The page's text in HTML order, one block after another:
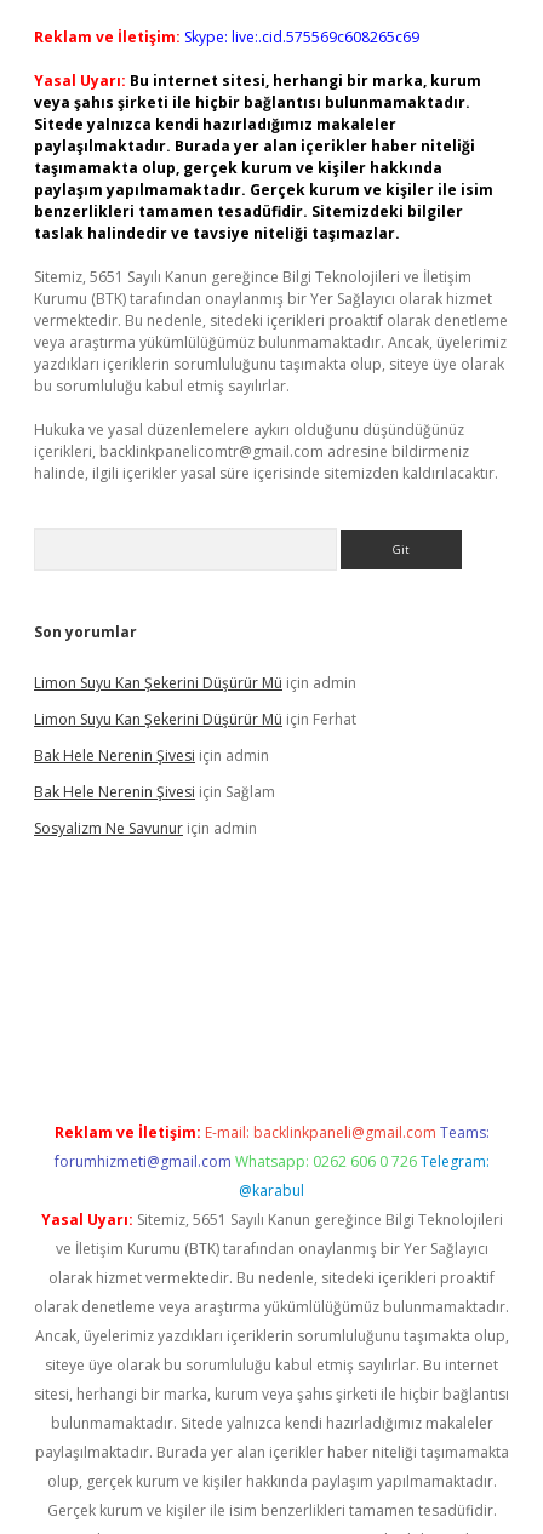
Reklam ve İletişim: Skype: live:.cid.575569c608265c69
Yasal Uyarı: Bu internet sitesi, herhangi bir marka, kurum
veya şahıs şirketi ile hiçbir bağlantısı bulunmamaktadır.
Sitede yalnızca kendi hazırladığımız makaleler
paylaşılmaktadır. Burada yer alan içerikler haber niteliği
taşımamakta olup, gerçek kurum ve kişiler hakkında
paylaşım yapılmamaktadır. Gerçek kurum ve kişiler ile isim
benzerlikleri tamamen tesadüfidir. Sitemizdeki bilgiler
taslak halindedir ve tavsiye niteliği taşımazlar.
Sitemiz, 5651 Sayılı Kanun gereğince Bilgi Teknolojileri ve İletişim
Kurumu (BTK) tarafından onaylanmış bir Yer Sağlayıcı olarak hizmet
vermektedir. Bu nedenle, sitedeki içerikleri proaktif olarak denetleme
veya araştırma yükümlülüğümüz bulunmamaktadır. Ancak, üyelerimiz
yazdıkları içeriklerin sorumluluğunu taşımakta olup, siteye üye olarak
bu sorumluluğu kabul etmiş sayılırlar.
Hukuka ve yasal düzenlemelere aykırı olduğunu düşündüğünüz
içerikleri, backlinkpanelicomtr@gmail.com adresine bildirmeniz
halinde, ilgili içerikler yasal süre içerisinde sitemizden kaldırılacaktır.
Son yorumlar
Limon Suyu Kan Şekerini Düşürür Mü için admin
Limon Suyu Kan Şekerini Düşürür Mü için Ferhat
Bak Hele Nerenin Şivesi için admin
Bak Hele Nerenin Şivesi için Sağlam
Sosyalizm Ne Savunur için admin
Reklam ve İletişim: E-mail: backlinkpaneli@gmail.com Teams:
forumhizmeti@gmail.com Whatsapp: 0262 606 0 726 Telegram:
@karabul
Yasal Uyarı: Sitemiz, 5651 Sayılı Kanun gereğince Bilgi Teknolojileri
ve İletişim Kurumu (BTK) tarafından onaylanmış bir Yer Sağlayıcı
olarak hizmet vermektedir. Bu nedenle, sitedeki içerikleri proaktif
olarak denetleme veya araştırma yükümlülüğümüz bulunmamaktadır.
Ancak, üyelerimiz yazdıkları içeriklerin sorumluluğunu taşımakta olup,
siteye üye olarak bu sorumluluğu kabul etmiş sayılırlar. Bu internet
sitesi, herhangi bir marka, kurum veya şahıs şirketi ile hiçbir bağlantısı
bulunmamaktadır. Sitede yalnızca kendi hazırladığımız makaleler
paylaşılmaktadır. Burada yer alan içerikler haber niteliği taşımamakta
olup, gerçek kurum ve kişiler hakkında paylaşım yapılmamaktadır.
Gerçek kurum ve kişiler ile isim benzerlikleri tamamen tesadüfidir.